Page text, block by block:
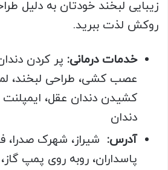
زیبایی لبخند خودتان به دلیل
روکش لذت ببرید.
خدمات درمانی: پر کردن
عصب کشی، طراحی لبخند،
کشیدن دندان عقل، ایمپلنت
دندان
آدرس: شیراز، شهرک صدرا،
پاسداران، روبه روی پمپ